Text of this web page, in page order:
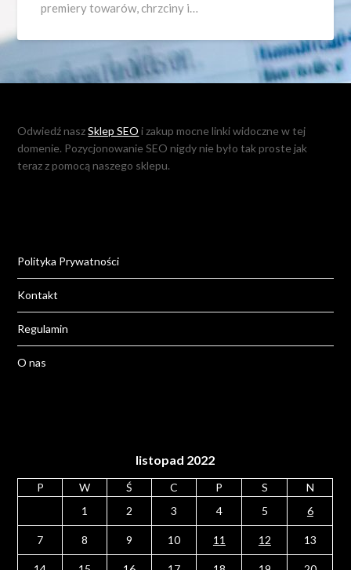
premiery towarów, chrzciny i…
Odwiedź naszSklep SEO i zakup mocne linki widoczne w tej
domenie. Pozycjonowanie SEO nigdy nie było tak proste jak
teraz z pomocą naszego sklepu.
Polityka Prywatności
Kontakt
Regulamin
O nas
listopad 2022
P W Ś C P S
N
1
2 3 4 5 6
7 8 9 10 11 12 13